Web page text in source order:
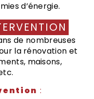
d’énergie.
de nombreuses
la rénovation et
maisons,
: